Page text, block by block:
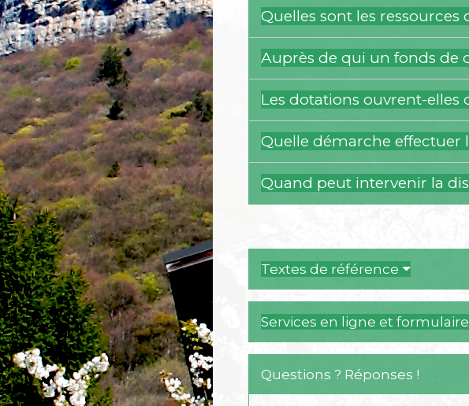
Quelles sont les
Auprès de qui un fonds de
Les dotations ouvrent-
Quelle démarche effectuer
Quand peut intervenir la
Textes de référence
Services en ligne et
Questions ? Réponses !